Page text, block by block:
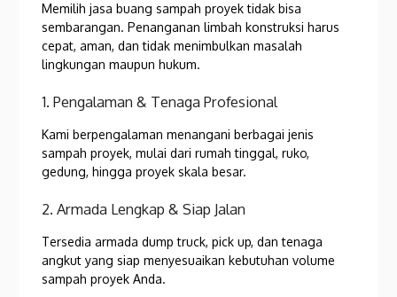
Memilih jasa buang sampah proyek tidak bisa
sembarangan. Penanganan limbah konstruksi harus
cepat, aman, dan tidak menimbulkan masalah
lingkungan maupun hukum.
1. Pengalaman & Tenaga Profesional
Kami berpengalaman menangani berbagai jenis
sampah proyek, mulai dari rumah tinggal, ruko,
gedung, hingga proyek skala besar.
2. Armada Lengkap & Siap Jalan
Tersedia armada dump truck, pick up, dan tenaga
angkut yang siap menyesuaikan kebutuhan volume
sampah proyek Anda.